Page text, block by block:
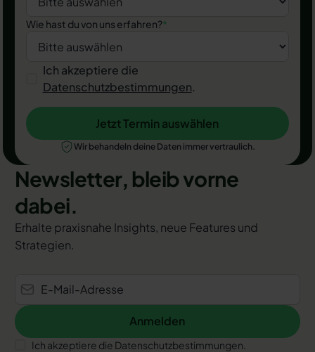
Wie hast du von uns erfahren?*
Ich akzeptiere die
Datenschutzbestimmungen.
Jetzt Termin auswählen
Jetzt Termin auswählen
Wir behandeln deine Daten immer vertraulich.
Newsletter, bleib vorne
dabei.
Erhalte praxisnahe Insights, neue Features und
Strategien.
Anmelden
Anmelden
Ich akzeptiere die Datenschutzbestimmungen.